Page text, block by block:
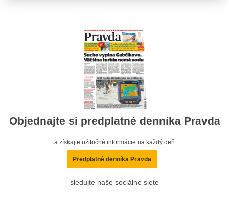
Objednajte si predplatné denníka Pravda
a získajte užitočné informácie na každý deň
Predplatné denníka Pravda
sledujte naše sociálne siete